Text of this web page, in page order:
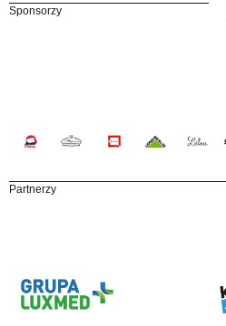
Sponsorzy
Partnerzy